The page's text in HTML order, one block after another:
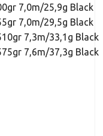
7,0m/25,9g Black
7,0m/29,5g Black
7,3m/33,1g
7,6m/37,3g